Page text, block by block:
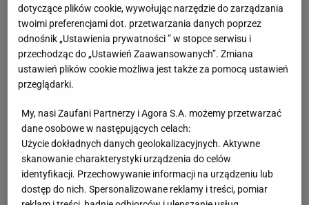
dotyczące plików cookie, wywołując narzędzie do zarządzania
twoimi preferencjami dot. przetwarzania danych poprzez
odnośnik „Ustawienia prywatności ” w stopce serwisu i
przechodząc do „Ustawień Zaawansowanych”. Zmiana
ustawień plików cookie możliwa jest także za pomocą ustawień
przeglądarki.
My, nasi Zaufani Partnerzy i Agora S.A. możemy przetwarzać
dane osobowe w następujących celach:
Użycie dokładnych danych geolokalizacyjnych. Aktywne
skanowanie charakterystyki urządzenia do celów
identyfikacji. Przechowywanie informacji na urządzeniu lub
dostęp do nich. Spersonalizowane reklamy i treści, pomiar